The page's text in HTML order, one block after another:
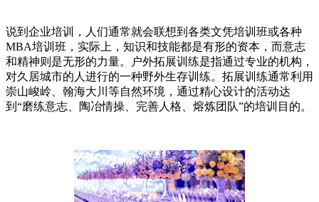
说到企业培训，人们通常就会联想到各类文凭培训班或各种
MBA培训班，实际上，知识和技能都是有形的资本，而意志
和精神则是无形的力量。户外拓展训练是指通过专业的机构，
对久居城市的人进行的一种野外生存训练。拓展训练通常利用
崇山峻岭、翰海大川等自然环境，通过精心设计的活动达
到“磨练意志、陶冶情操、完善人格、熔炼团队”的培训目的。